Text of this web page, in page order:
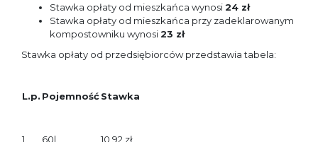
Stawka opłaty od mieszkańca wynosi24 zł
Stawka opłaty od mieszkańca przy zadeklarowanym
kompostowniku wynosi23 zł
Stawka opłaty od przedsiębiorców przedstawia tabela:
L.p. PojemnośćStawka
1. 60l. 10,92 zł